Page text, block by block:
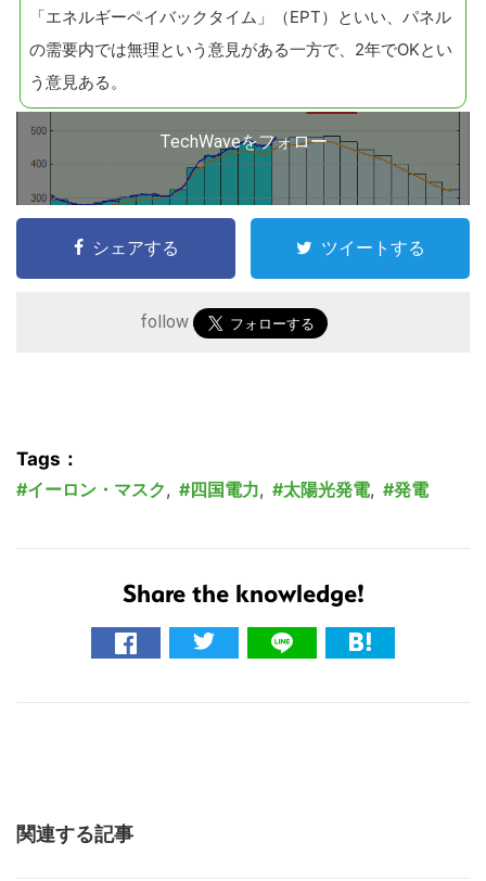
「エネルギーペイバックタイム」（EPT）といい、パネル
の需要内では無理という意見がある一方で、2年でOKとい
う意見ある。
TechWaveをフォロー
シェアする ツイートする
follow
Tags：
イーロン・マスク, 四国電力, 太陽光発電, 発電
Share the knowledge!
関連する記事
こ
の
イ
る